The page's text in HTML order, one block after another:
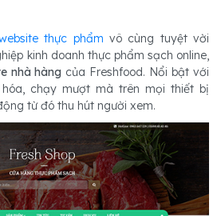
thực phẩm vô cùng tuyệt vời
kinh doanh thực phẩm sạch online,
nhà hàng của Freshfood. Nổi bật với
chạy mượt mà trên mọi thiết bị
từ đó thu hút người xem.